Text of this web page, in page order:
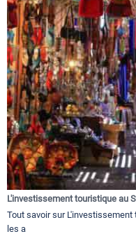
L'investissement touristique au
Tout savoir sur
les a